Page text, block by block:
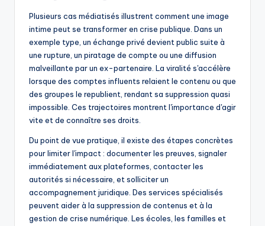
Plusieurs cas médiatisés illustrent comment une image
intime peut se transformer en crise publique. Dans un
exemple type, un échange privé devient public suite à
une rupture, un piratage de compte ou une diffusion
malveillante par un ex-partenaire. La viralité s'accélère
lorsque des comptes influents relaient le contenu ou que
des groupes le republient, rendant sa suppression quasi
impossible. Ces trajectoires montrent l'importance d'agir
vite et de connaître ses droits.
Du point de vue pratique, il existe des étapes concrètes
pour limiter l'impact : documenter les preuves, signaler
immédiatement aux plateformes, contacter les
autorités si nécessaire, et solliciter un
accompagnement juridique. Des services spécialisés
peuvent aider à la suppression de contenus et à la
gestion de crise numérique. Les écoles, les familles et